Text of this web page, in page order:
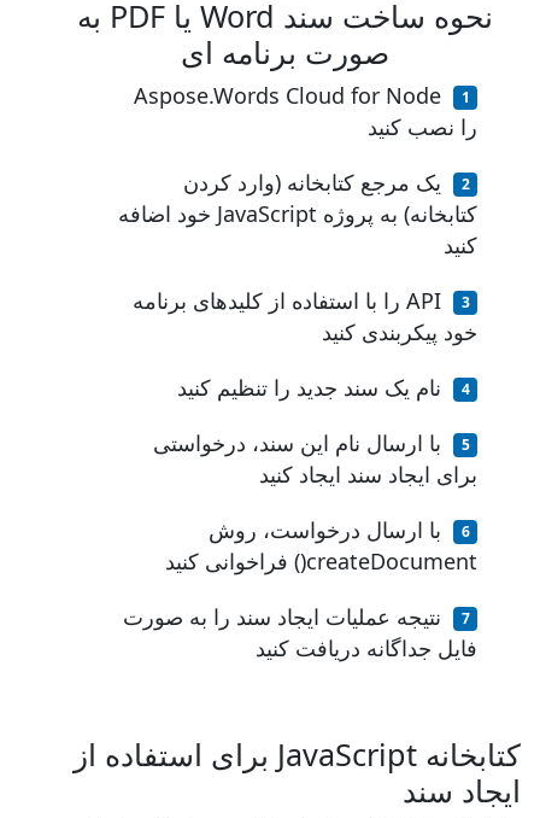
نحوه ساخت سند Word یا PDF به
صورت برنامه ای
Aspose.Words Cloud for Node
را نصب کنید
یک مرجع کتابخانه (وارد کردن
کتابخانه) به پروژه JavaScript خود اضافه
کنید
API را با استفاده از کلیدهای برنامه
خود پیکربندی کنید
نام یک سند جدید را تنظیم کنید
با ارسال نام این سند، درخواستی
برای ایجاد سند ایجاد کنید
با ارسال درخواست، روش
createDocument() فراخوانی کنید
نتیجه عملیات ایجاد سند را به صورت
فایل جداگانه دریافت کنید
کتابخانه JavaScript برای استفاده از
ایجاد سند